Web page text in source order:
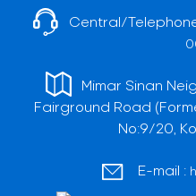
Central/
Mimar Sinan
Fairground Road
No:9/20,
E-mail :